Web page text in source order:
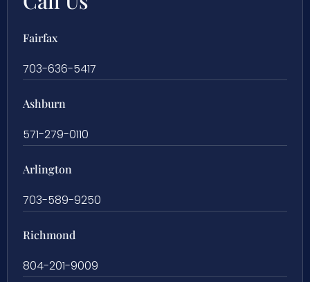
Fairfax
703-636-5417
Ashburn
571-279-0110
Arlington
703-589-9250
Richmond
804-201-9009